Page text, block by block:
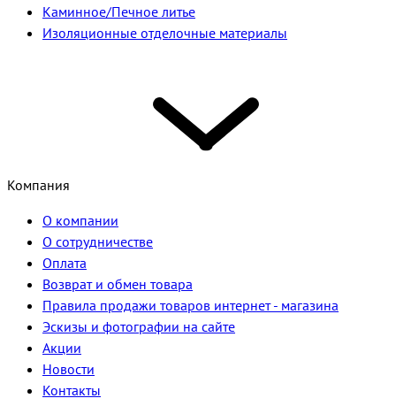
Каминное/Печное литье
Изоляционные отделочные материалы
Компания
О компании
О сотрудничестве
Оплата
Возврат и обмен товара
Правила продажи товаров интернет - магазина
Эскизы и фотографии на сайте
Акции
Новости
Контакты